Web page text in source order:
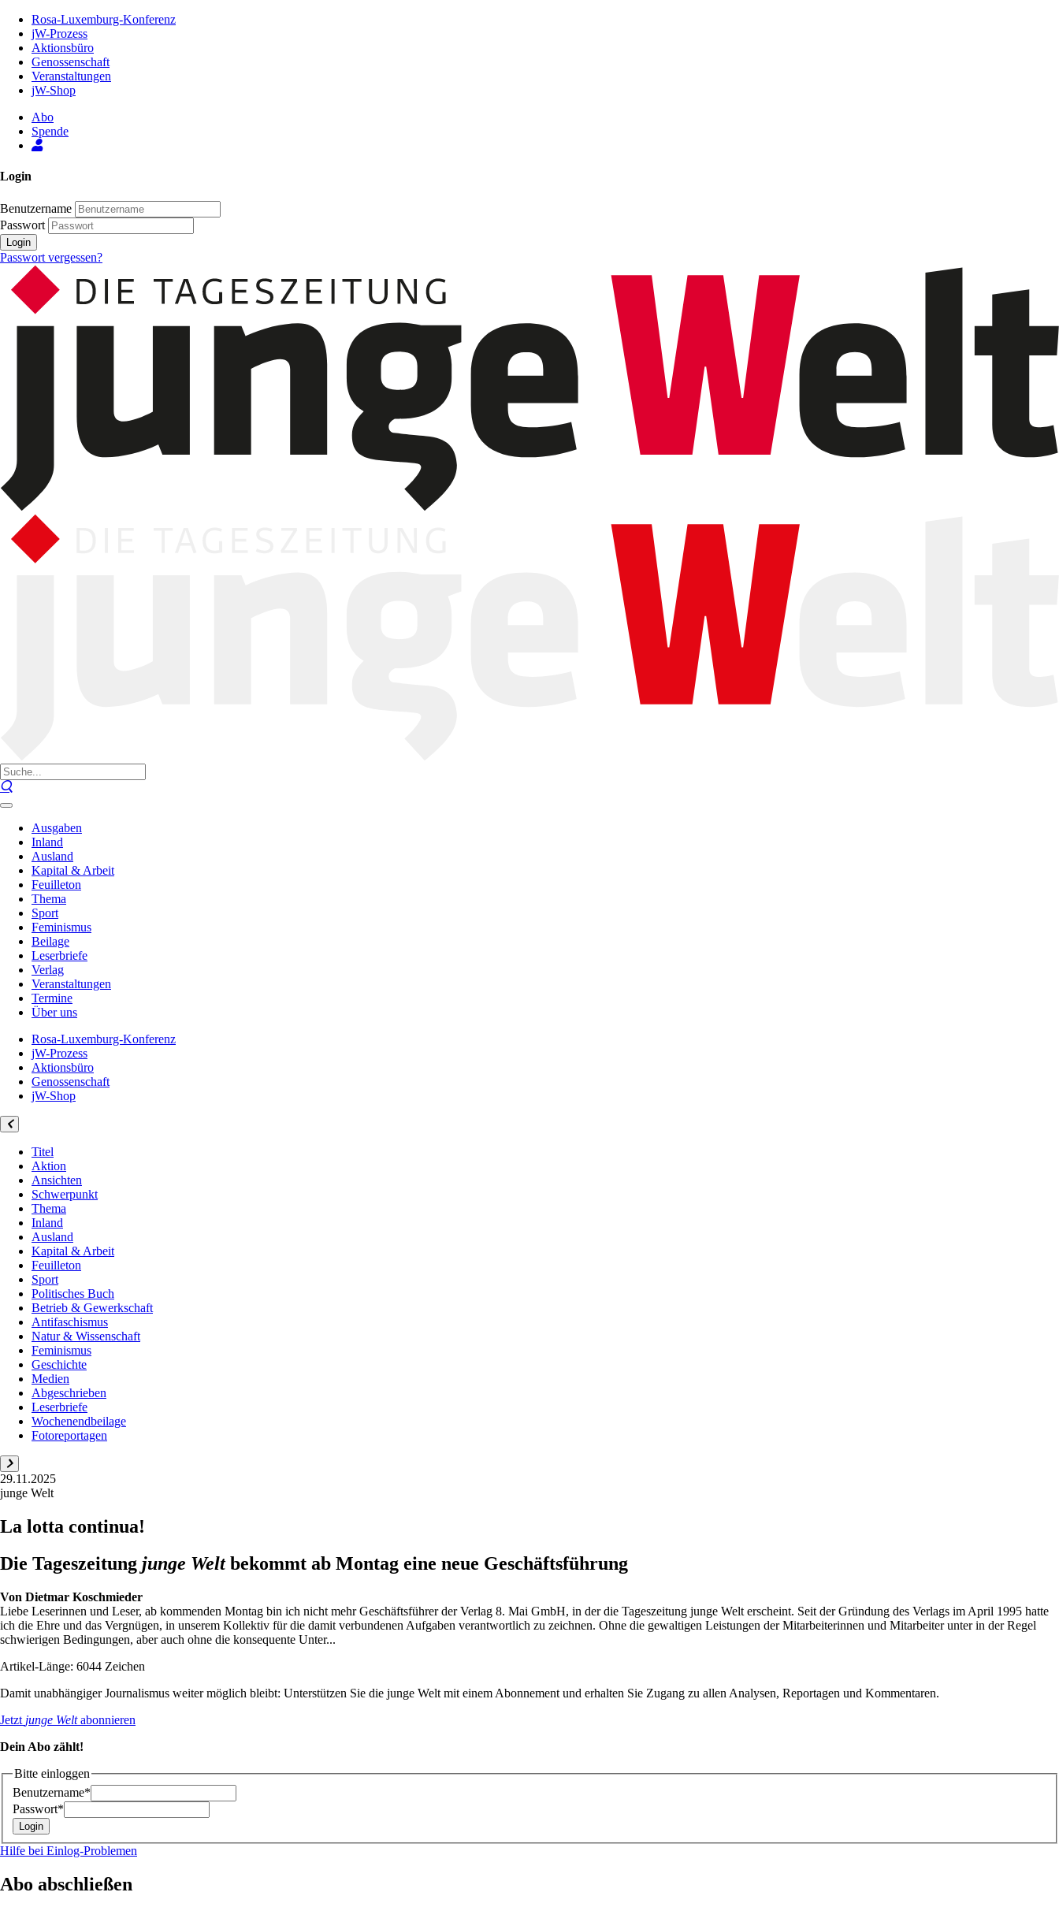
Inhalt
Seite
Rosa-Luxemburg-Konferenz
jW-Prozess
Aktionsbüro
Genossenschaft
Veranstaltungen
jW-Shop
Abo
Spende
Login
Benutzername
Passwort
Login
Passwort vergessen?
Ausgaben
Inland
Ausland
Kapital & Arbeit
Feuilleton
Thema
Sport
Feminismus
Beilage
Leserbriefe
Verlag
Veranstaltungen
Termine
Über uns
Rosa-Luxemburg-Konferenz
jW-Prozess
Aktionsbüro
Genossenschaft
jW-Shop
Titel
Aktion
Ansichten
Schwerpunkt
Thema
Inland
Ausland
Kapital & Arbeit
Feuilleton
Sport
Politisches Buch
Betrieb & Gewerkschaft
Antifaschismus
Natur & Wissenschaft
Feminismus
Geschichte
Medien
Abgeschrieben
Leserbriefe
Wochenendbeilage
Fotoreportagen
29.11.2025
junge Welt
La lotta continua!
Die Tageszeitung junge Weltbekommt ab Montag eine neue Geschäftsführung
Von Dietmar Koschmieder
Liebe Leserinnen und Leser, ab kommenden Montag bin ich nicht mehr Geschäftsführer der Verlag 8. Mai GmbH, in der die Tageszeitung junge Welt erscheint. Seit der Gründung des Verlags im April 1995 hatte
ich die Ehre und das Vergnügen, in unserem Kollektiv für die damit verbundenen Aufgaben verantwortlich zu zeichnen. Ohne die gewaltigen Leistungen der Mitarbeiterinnen und Mitarbeiter unter in der Regel
schwierigen Bedingungen, aber auch ohne die konsequente Unter...
Artikel-Länge: 6044 Zeichen
Damit unabhängiger Journalismus weiter möglich bleibt: Unterstützen Sie die junge Welt mit einem Abonnement und erhalten Sie Zugang zu allen Analysen, Reportagen und Kommentaren.
Jetzt junge Weltabonnieren
Dein Abo zählt!
Bitte einloggen
Benutzername*
Passwort*
Hilfe bei Einlog-Problemen
Abo abschließen